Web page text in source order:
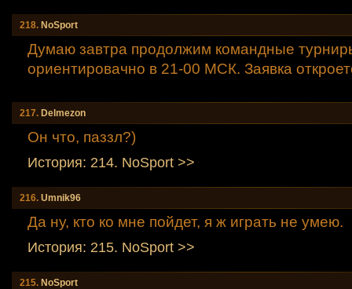
218. NoSport
Думаю завтра продолжим командные
ориентировачно в 21-00 МСК. Заявка
217. Delmezon
Он что, паззл?)
История: 214. NoSport >>
216. Umnik96
Да ну, кто ко мне пойдет, я ж играть не умею.
История: 215. NoSport >>
215. NoSport